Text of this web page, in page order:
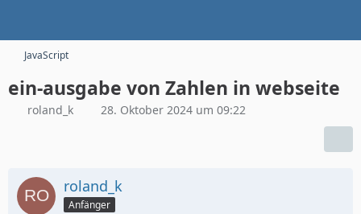
JavaScript
ein-ausgabe von Zahlen in webseite
roland_k 28. Oktober 2024 um 09:22
roland_k
Anfänger